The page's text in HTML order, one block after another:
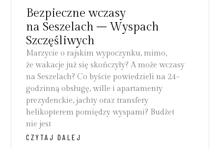
Bezpieczne wczasy
na Seszelach – Wyspach
Szczęśliwych
Marzycie o rajskim wypoczynku, mimo,
że wakacje już się skończyły? A może wczasy
na Seszelach? Co byście powiedzieli na 24-
godzinną obsługę, wille i apartamenty
prezydenckie, jachty oraz transfery
helikopterem pomiędzy wyspami? Budżet
nie jest
CZYTAJ DALEJ